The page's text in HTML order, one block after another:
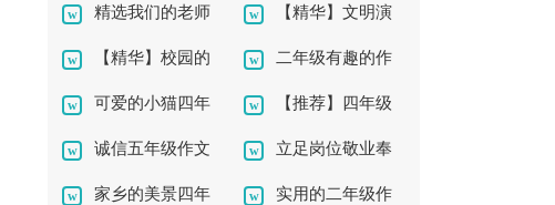
稿 角四年级作文汇编10
篇
精选我们的老师
四年级作文集合8篇
【精华】文明演
讲稿模板集锦五篇
【精华】校园的
一角四年级作文汇编5
篇
二年级有趣的作
文锦集7篇
可爱的小猫四年
级作文集合五篇
【推荐】四年级
语文作文四篇
诚信五年级作文 立足岗位敬业奉
献演讲稿
家乡的美景四年 实用的二年级作